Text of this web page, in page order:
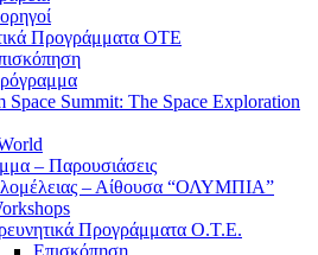
Προγράμματα ΟΤΕ
Space Summit: The Space Exploration
– Παρουσιάσεις
– Αίθουσα “ΟΛΥΜΠΙΑ”
Προγράμματα Ο.Τ.Ε.
Επισκόπηση